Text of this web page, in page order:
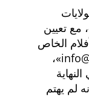
، مع تعيين
الخاص
،
لم يهتم